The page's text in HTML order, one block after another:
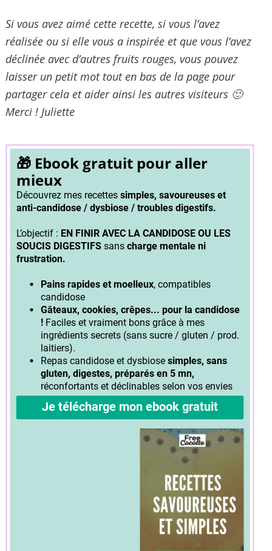
Si vous avez aimé cette recette, si vous l’avez
réalisée ou si elle vous a inspirée et que vous l’avez
déclinée avec d’autres fruits rouges, vous pouvez
laisser un petit mot tout en bas de la page pour
partager cela et aider ainsi les autres visiteurs 🙂
Merci ! Juliette